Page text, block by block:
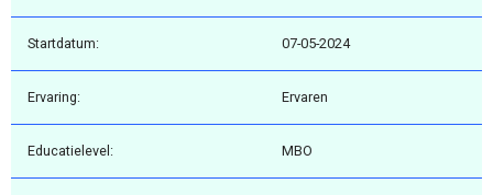
Startdatum: 07-05-2024
Ervaring: Ervaren
Educatielevel: MBO